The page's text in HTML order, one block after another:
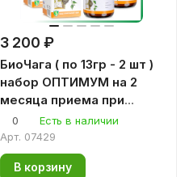
3 200 ₽
БиоЧага ( по 13гр - 2 шт )
набор ОПТИМУМ на 2
месяца приема при
аллергии,
предотвращает
нагноение ран
0
Есть в наличии
Арт. 07429
В корзину